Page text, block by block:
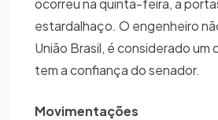
ocorreu na quinta-feira, a
estardalhaço. O engenheiro
União Brasil, é considerado um
tem a confiança do senador.
Movimentações